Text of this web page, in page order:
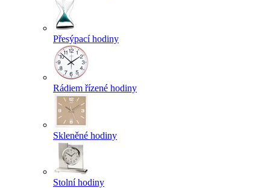
Přesýpací hodiny
Rádiem řízené hodiny
Skleněné hodiny
Stolní hodiny